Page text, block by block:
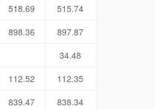
518.69
515.74
898.36
897.87
34.48
112.52
112.35
839.47
838.34